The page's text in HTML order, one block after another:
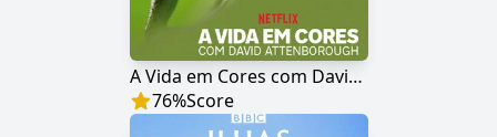
A Vida em Cores com David Attenborough
76%Score